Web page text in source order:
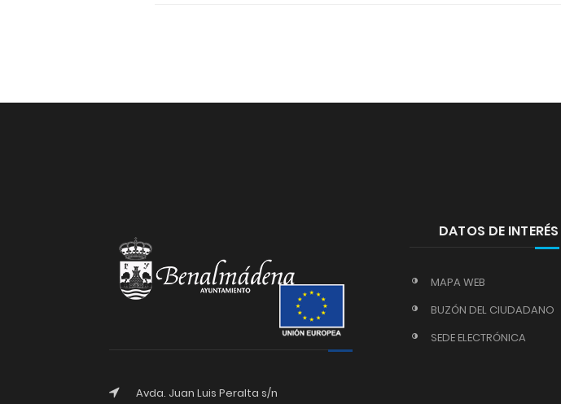
Avda. Juan Luis Peralta s/n
DATOS DE INTERÉS
MAPA WEB
BUZÓN DEL CIUDADANO
SEDE ELECTRÓNICA